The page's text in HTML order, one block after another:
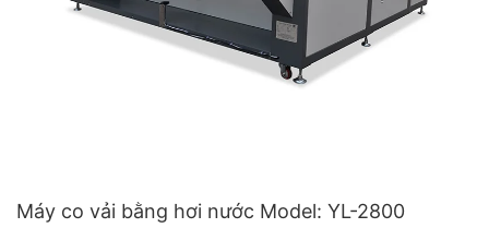
Máy co vải bằng hơi nước Model: YL-2800